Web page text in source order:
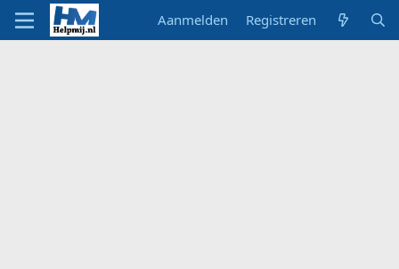
Aanmelden Registreren